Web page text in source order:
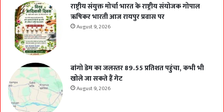
राष्ट्रीय संयुक्त मोर्चा भारत के राष्ट्रीय संयोजक गोपाल
ऋषिकर भारती आज रायपुर प्रवास पर
August 9, 2026
बांगो डेम का जलस्तर 89.55 प्रतिशत पहुंचा, कभी भी
खोले जा सकते हैं गेट
August 9, 2026